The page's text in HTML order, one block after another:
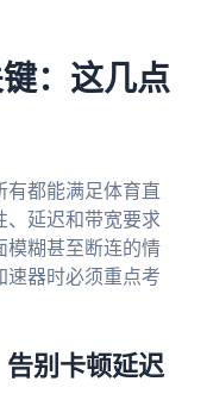
：这几点
有都能满足体育直
、延迟和带宽要求
模糊甚至断连的情
速器时必须重点考
别卡顿延迟